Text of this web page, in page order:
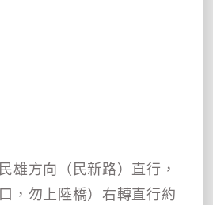
雄方向（民新路）直行，
，勿上陸橋）右轉直行約